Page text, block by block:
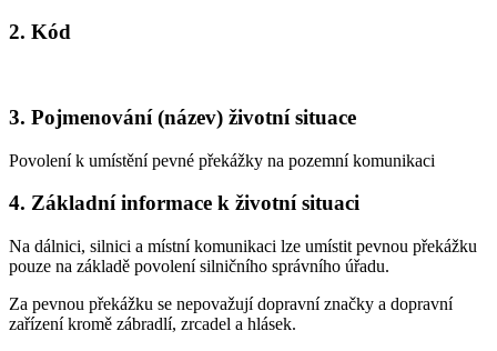
2. Kód
3. Pojmenování (název) životní situace
Povolení k umístění pevné překážky na pozemní komunikaci
4. Základní informace k životní situaci
Na dálnici, silnici a místní komunikaci lze umístit pevnou překážku
pouze na základě povolení silničního správního úřadu.
Za pevnou překážku se nepovažují dopravní značky a dopravní
zařízení kromě zábradlí, zrcadel a hlásek.